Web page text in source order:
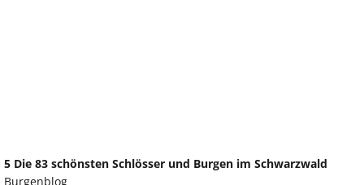
5 Die 83 schönsten Schlösser und Burgen im Schwarzwald
Burgenblog